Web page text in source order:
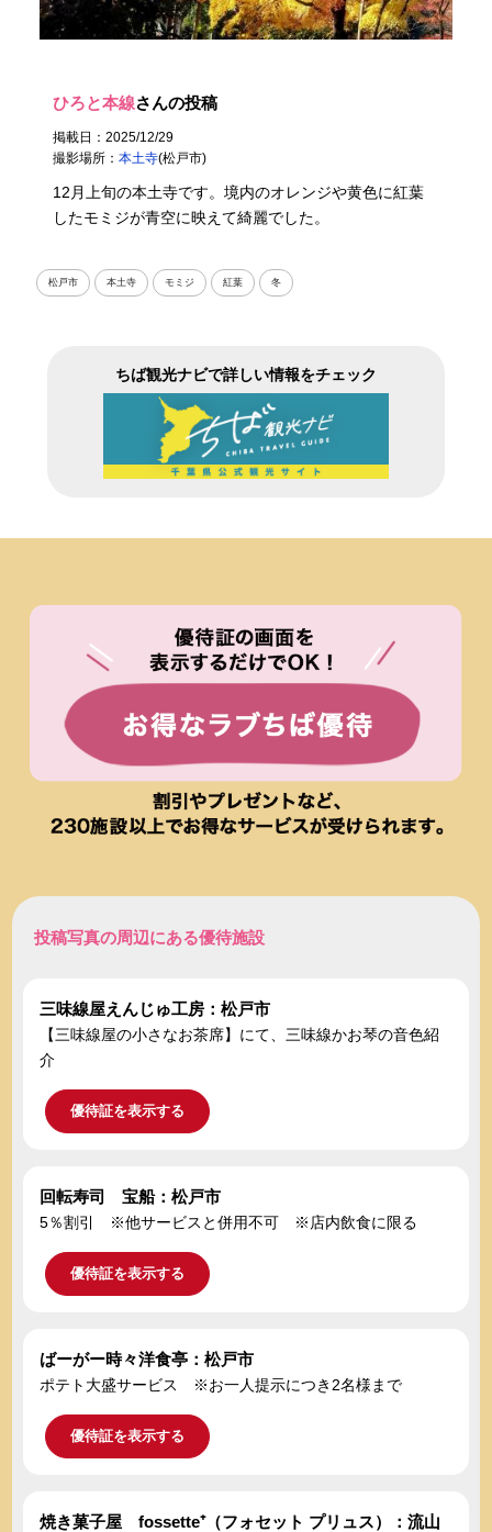
ひろと本線さんの投稿
掲載日：2025/12/29
撮影場所：本土寺(松戸市)
12月上旬の本土寺です。境内のオレンジや黄色に紅葉
したモミジが青空に映えて綺麗でした。
松戸市 本土寺 モミジ 紅葉 冬
ちば観光ナビで詳しい情報をチェック
投稿写真の周辺にある優待施設
三味線屋えんじゅ工房：松戸市
【三味線屋の小さなお茶席】にて、三味線かお琴の音色紹
介
優待証を表示する
回転寿司 宝船：松戸市
5％割引 ※他サービスと併用不可 ※店内飲食に限る
優待証を表示する
ばーがー時々洋食亭：松戸市
ポテト大盛サービス ※お一人提示につき2名様まで
優待証を表示する
焼き菓子屋 fossette⁺（フォセット プリュス）：流山